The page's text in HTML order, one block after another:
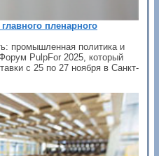
пленарного
промышленная политика и
PulpFor 2025, который
с 25 по 27 ноября в Санкт-